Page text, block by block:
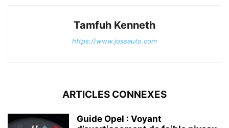
Tamfuh Kenneth
https://www.jossauto.com
ARTICLES CONNEXES
Guide Opel : Voyant